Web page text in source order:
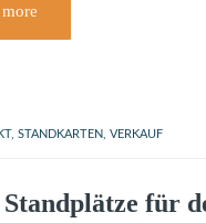
, STANDKARTEN VERKAUF
für